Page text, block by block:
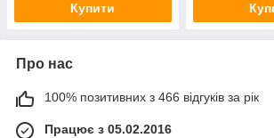
Купити
Про нас
100% позитивних з 466 відгуків за рік
Працює з 05.02.2016